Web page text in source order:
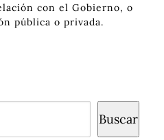
con el Gobierno, o
pública o privada.
Buscar